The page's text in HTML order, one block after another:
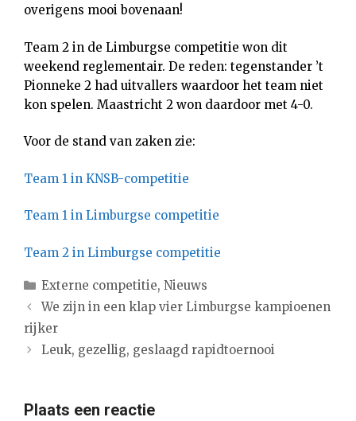
overigens mooi bovenaan!
Team 2 in de Limburgse competitie won dit
weekend reglementair. De reden: tegenstander ’t
Pionneke 2 had uitvallers waardoor het team niet
kon spelen. Maastricht 2 won daardoor met 4-0.
Voor de stand van zaken zie:
Team 1 in KNSB-competitie
Team 1 in Limburgse competitie
Team 2 in Limburgse competitie
Categorieën
Externe competitie, Nieuws
We zijn in een klap vier Limburgse kampioenen
rijker
Leuk, gezellig, geslaagd rapidtoernooi
Plaats een reactie